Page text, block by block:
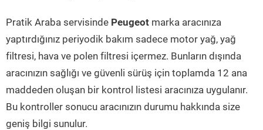
Pratik Araba servisinde Peugeot marka aracınıza
yaptırdığınız periyodik bakım sadece motor yağ, yağ
filtresi, hava ve polen filtresi içermez. Bunların dışında
aracınızın sağlığı ve güvenli sürüş için toplamda 12 ana
maddeden oluşan bir kontrol listesi aracınıza uygulanır.
Bu kontroller sonucu aracınızın durumu hakkında size
geniş bilgi sunulur.